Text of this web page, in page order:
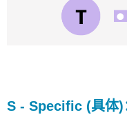
S - Specific (具体)